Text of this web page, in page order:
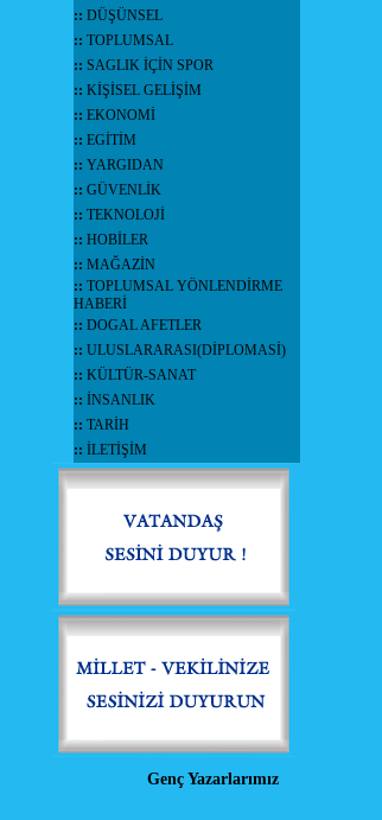
:: DÜŞÜNSEL
:: TOPLUMSAL
:: SAGLIK İÇİN SPOR
:: KİŞİSEL GELİŞİM
:: EKONOMİ
:: EGİTİM
:: YARGIDAN
:: GÜVENLİK
:: TEKNOLOJİ
:: HOBİLER
:: MAĞAZİN
:: TOPLUMSAL YÖNLENDİRME
HABERİ
:: DOGAL AFETLER
:: ULUSLARARASI(DİPLOMASİ)
:: KÜLTÜR-SANAT
:: İNSANLIK
:: TARİH
:: İLETİŞİM
Genç Yazarlarımız